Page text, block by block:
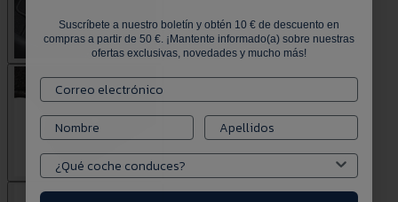
Suscríbete a nuestro boletín y obtén 10 € de descuento en
compras a partir de 50 €. ¡Mantente informado(a) sobre nuestras
ofertas exclusivas, novedades y mucho más!